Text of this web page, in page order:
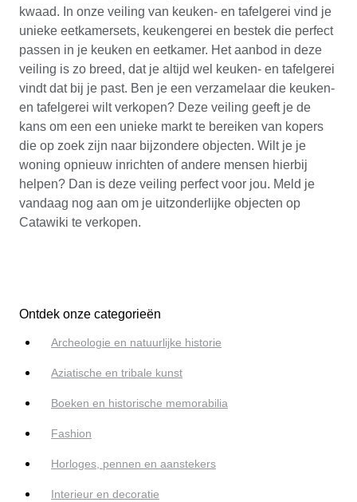
kwaad. In onze veiling van keuken- en tafelgerei vind je
unieke eetkamersets, keukengerei en bestek die perfect
passen in je keuken en eetkamer. Het aanbod in deze
veiling is zo breed, dat je altijd wel keuken- en tafelgerei
vindt dat bij je past. Ben je een verzamelaar die keuken-
en tafelgerei wilt verkopen? Deze veiling geeft je de
kans om een een unieke markt te bereiken van kopers
die op zoek zijn naar bijzondere objecten. Wilt je je
woning opnieuw inrichten of andere mensen hierbij
helpen? Dan is deze veiling perfect voor jou. Meld je
vandaag nog aan om je uitzonderlijke objecten op
Catawiki te verkopen.
Ontdek onze categorieën
Archeologie en natuurlijke historie
Aziatische en tribale kunst
Boeken en historische memorabilia
Fashion
Horloges, pennen en aanstekers
Interieur en decoratie